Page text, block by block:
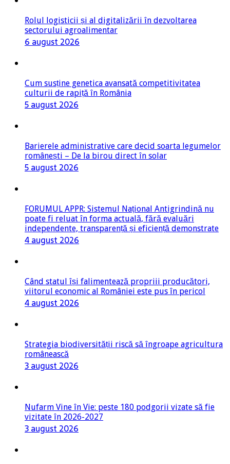
Rolul logisticii și al digitalizării în dezvoltarea
sectorului agroalimentar
6 august 2026
Cum susține genetica avansată competitivitatea
culturii de rapiță în România
5 august 2026
Barierele administrative care decid soarta legumelor
românești – De la birou direct în solar
5 august 2026
FORUMUL APPR: Sistemul Național Antigrindină nu
poate fi reluat în forma actuală, fără evaluări
independente, transparență și eficiență demonstrate
4 august 2026
Când statul își falimentează propriii producători,
viitorul economic al României este pus în pericol
4 august 2026
Strategia biodiversității riscă să îngroape agricultura
românească
3 august 2026
Nufarm Vine în Vie: peste 180 podgorii vizate să fie
vizitate în 2026-2027
3 august 2026